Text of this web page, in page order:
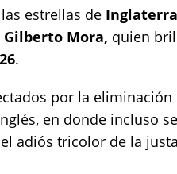
estrellas de Inglaterra
Gilberto Mora, quien
.
por la
en donde incluso
adiós tricolor de la